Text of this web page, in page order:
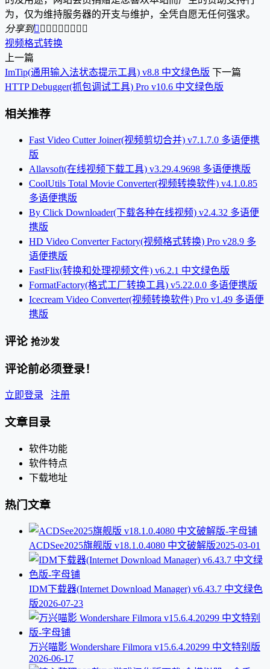
为，仅为维持服务器的开支与维护，全凭自愿无任何强求。
分享到        
视频格式转换
上一篇
ImTip(通用输入法状态提示工具) v8.8 中文绿色版 下一篇
HTTP Debugger(抓包调试工具) Pro v10.6 中文绿色版
相关推荐
Fast Video Cutter Joiner(视频剪切合并) v7.1.7.0 多语便携
版
Allavsoft(在线视频下载工具) v3.29.4.9698 多语便携版
CoolUtils Total Movie Converter(视频转换软件) v4.1.0.85
多语便携版
By Click Downloader(下载各种在线视频) v2.4.32 多语便
携版
HD Video Converter Factory(视频格式转换) Pro v28.9 多
语便携版
FastFlix(转换和处理视频文件) v6.2.1 中文绿色版
FormatFactory(格式工厂转换工具) v5.22.0.0 多语便携版
Icecream Video Converter(视频转换软件) Pro v1.49 多语便
携版
评论 抢沙发
评论前必须登录！
立即登录 注册
文章目录
软件功能
软件特点
下载地址
热门文章
ACDSee2025旗舰版 v18.1.0.4080 中文破解版2025-03-01
IDM下载器(Internet Download Manager) v6.43.7 中文绿色
版2026-07-23
万兴喵影 Wondershare Filmora v15.6.4.20299 中文特别版
2026-06-17